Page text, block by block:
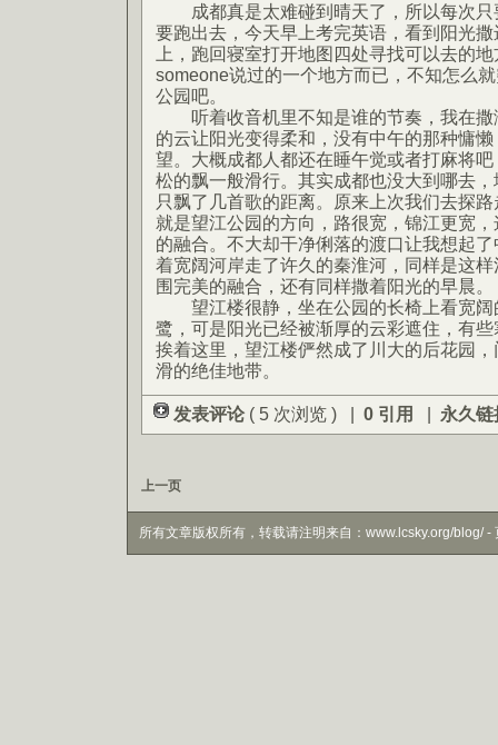
成都真是太难碰到晴天了，所以每次只
要跑出去，今天早上考完英语，看到阳光
上，跑回寝室打开地图四处寻找可以去的
someone说过的一个地方而已，不知怎么
公园吧。
听着收音机里不知是谁的节奏，我在撒
的云让阳光变得柔和，没有中午的那种慵
望。大概成都人都还在睡午觉或者打麻将
松的飘一般滑行。其实成都也没大到哪去
只飘了几首歌的距离。原来上次我们去探
就是望江公园的方向，路很宽，锦江更宽
的融合。不大却干净俐落的渡口让我想起
着宽阔河岸走了许久的秦淮河，同样是这
围完美的融合，还有同样撒着阳光的早晨。
望江楼很静，坐在公园的长椅上看宽阔
鹭，可是阳光已经被渐厚的云彩遮住，有
挨着这里，望江楼俨然成了川大的后花园
滑的绝佳地带。
发表评论 ( 5 次浏览 ) | 0 引用 | 永久链
上一页
所有文章版权所有，转载请注明来自：www.lcsky.org/blog/